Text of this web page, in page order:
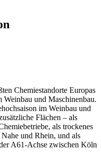
Chemiestandorte Europas
und Maschinenbau.
im Weinbau und
Flächen – als
als trockenes
und Rhein, und als
A61-Achse zwischen Köln